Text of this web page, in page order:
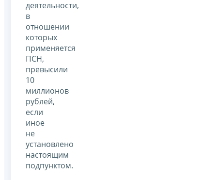
деятельности,
в
отношении
которых
применяется
ПСН,
превысили
10
миллионов
рублей,
если
иное
не
установлено
настоящим
подпунктом.